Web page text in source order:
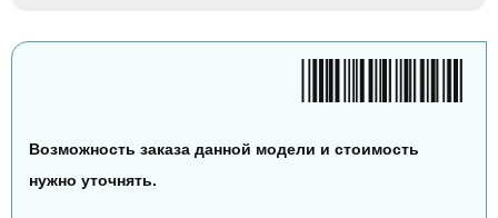
Возможность заказа данной модели и стоимость
нужно уточнять.